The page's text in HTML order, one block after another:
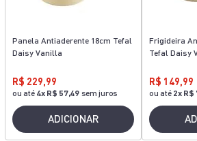
Panela Antiaderente 18cm Tefal
Daisy Vanilla
R$ 229,99
ou até 4x R$ 57,49 sem juros
ADICIONAR
Frigideira
Tefal Daisy
R$ 149,99
ou até 2x R$